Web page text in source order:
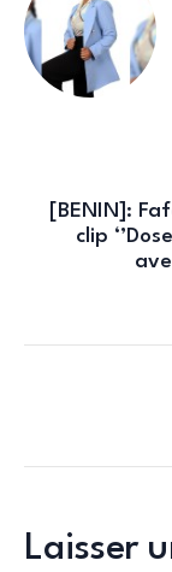
[BENIN]:
clip
Laisser